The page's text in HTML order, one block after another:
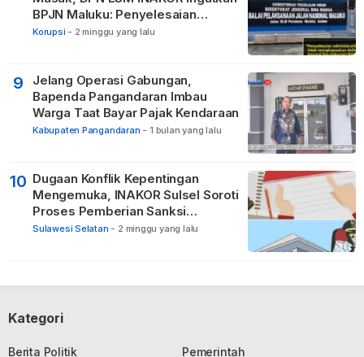
BPJN Maluku: Penyelesaian
Administratif Tidak Menghapus
Pidana
Korupsi - 2 minggu yang lalu
9
Jelang Operasi Gabungan,
Bapenda Pangandaran Imbau
Warga Taat Bayar Pajak Kendaraan
Kabupaten Pangandaran - 1 bulan yang lalu
10 Dugaan Konflik Kepentingan
Mengemuka, INAKOR Sulsel Soroti
Proses Pemberian Sanksi
terhadap ASN di Bone
Sulawesi Selatan - 2 minggu yang lalu
Kategori
Berita Politik
Pemerintah